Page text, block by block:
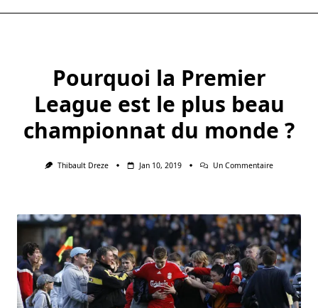
Pourquoi la Premier
League est le plus beau
championnat du monde ?
Thibault Dreze Jan 10, 2019 Un CommentaireSur
Est
Le
Plus
Beau
Du
Monde